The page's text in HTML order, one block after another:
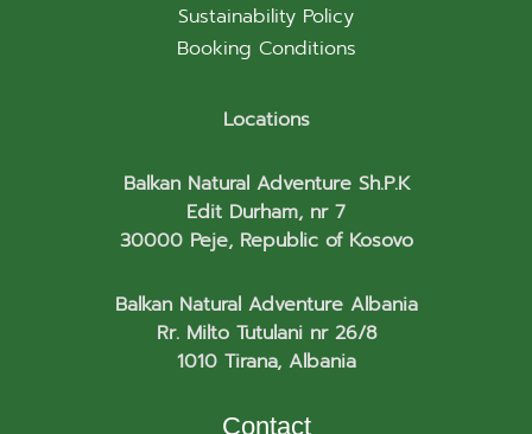
Sustainability Policy
Booking Conditions
Locations
Balkan Natural Adventure Sh.P.K
Edit Durham, nr 7
30000 Peje, Republic of Kosovo
Balkan Natural Adventure Albania
Rr. Milto Tutulani nr 26/8
1010 Tirana, Albania
Contact